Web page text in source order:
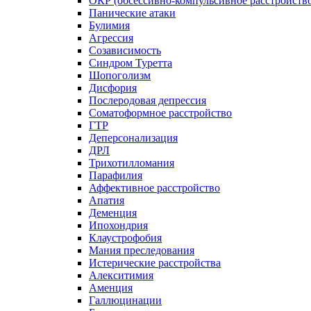
Панические атаки
Булимия
Агрессия
Созависимость
Синдром Туретта
Шопоголизм
Дисфория
Послеродовая депрессия
Соматоформное расстройство
ГТР
Деперсонализация
ДРЛ
Трихотилломания
Парафилия
Аффективное расстройство
Апатия
Деменция
Ипохондрия
Клаустрофобия
Мания преследования
Истерические расстройства
Алекситимия
Аменция
Галлюцинации